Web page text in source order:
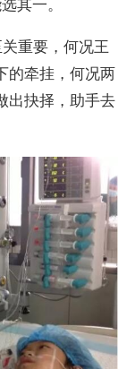
其一。
重要，何况王
的牵挂，何况两
出抉择，助手去